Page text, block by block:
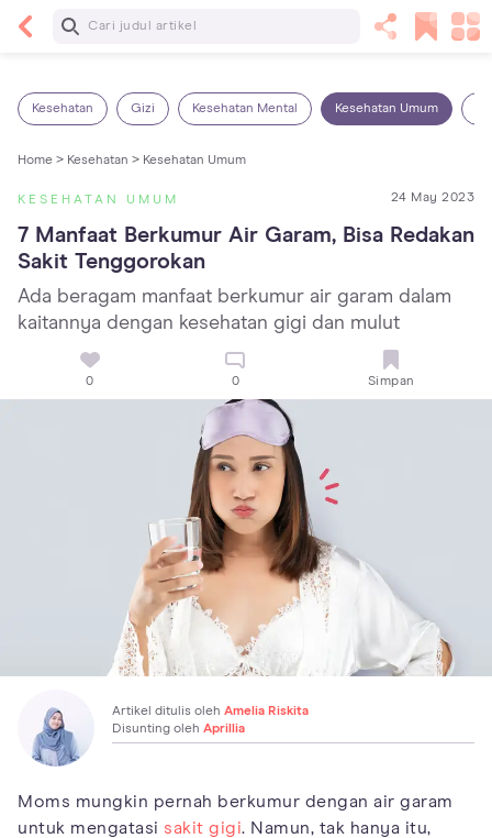
Baca Selanjutnya
Kesehatan Gizi Kesehatan Mental Kesehatan Umum
Home > Kesehatan > Kesehatan Umum
KESEHATAN UMUM 24 May 2023
7 Manfaat Berkumur Air Garam, Bisa Redakan
Sakit Tenggorokan
Ada beragam manfaat berkumur air garam dalam
kaitannya dengan kesehatan gigi dan mulut
0 0 Simpan
Artikel ditulis oleh Amelia Riskita
Disunting oleh Aprillia
Moms mungkin pernah berkumur dengan air garam
untuk mengatasi sakit gigi. Namun, tak hanya itu,